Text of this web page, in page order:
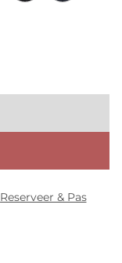
Reserveer & Pas